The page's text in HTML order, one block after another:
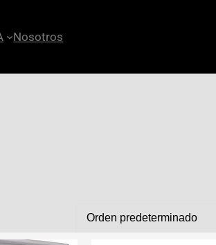
Nosotros